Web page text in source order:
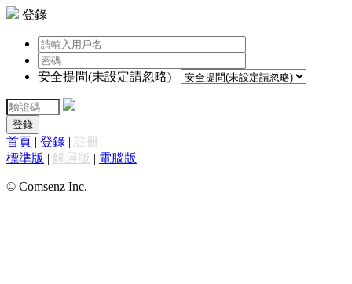
登錄
安全提問(未設定請忽略)
登錄
首頁 | 登錄 | 註冊
標準版 | 觸屏版 | 電腦版 |
© Comsenz Inc.